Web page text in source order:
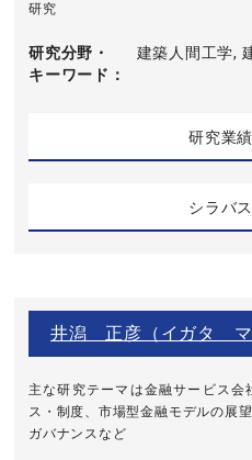
研究
研究分野・
キーワード
建築人間工学,
研究業
シラバ
井潟 正彦（イガタ マ
主な研究テーマは金融サービス
ス・制度、市場型金融モデルの展
ガバナンスなど